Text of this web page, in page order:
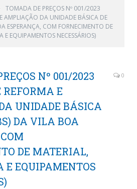
TOMADA DE PREÇOS Nº 001/2023
AMPLIAÇÃO DA UNIDADE BÁSICA DE
ESPERANÇA, COM FORNECIMENTO DE
E EQUIPAMENTOS NECESSÁRIOS)
Nº 001/2023
REFORMA E
UNIDADE BÁSICA
DA VILA BOA
DE MATERIAL,
E EQUIPAMENTOS
0